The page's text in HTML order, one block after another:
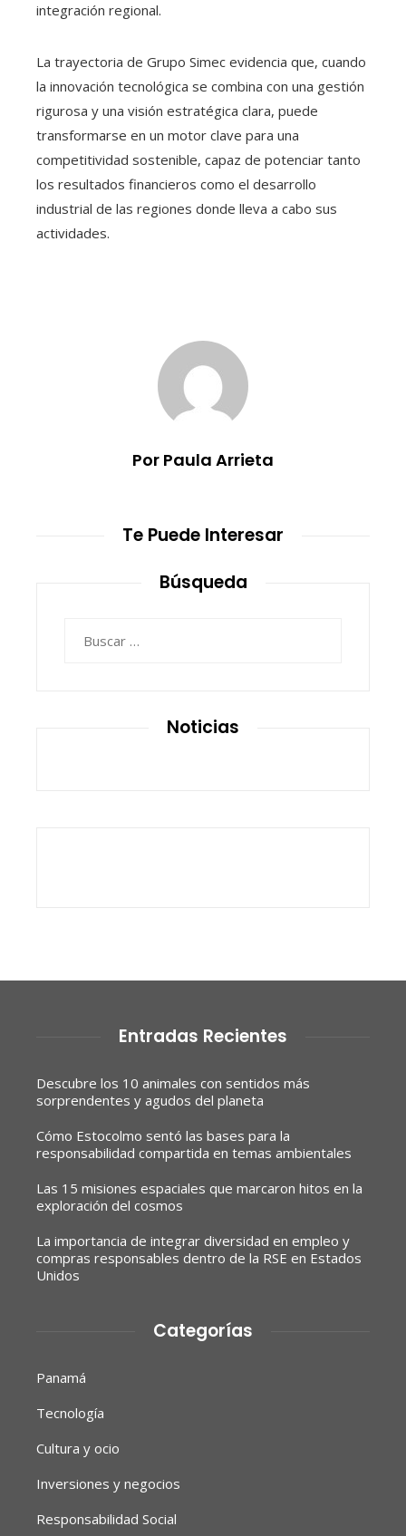
integración regional.
La trayectoria de Grupo Simec evidencia que, cuando
la innovación tecnológica se combina con una gestión
rigurosa y una visión estratégica clara, puede
transformarse en un motor clave para una
competitividad sostenible, capaz de potenciar tanto
los resultados financieros como el desarrollo
industrial de las regiones donde lleva a cabo sus
actividades.
Por Paula Arrieta
Te Puede Interesar
Búsqueda
Noticias
Entradas Recientes
Descubre los 10 animales con sentidos más
sorprendentes y agudos del planeta
Cómo Estocolmo sentó las bases para la
responsabilidad compartida en temas ambientales
Las 15 misiones espaciales que marcaron hitos en la
exploración del cosmos
La importancia de integrar diversidad en empleo y
compras responsables dentro de la RSE en Estados
Unidos
Categorías
Panamá
Tecnología
Cultura y ocio
Inversiones y negocios
Responsabilidad Social